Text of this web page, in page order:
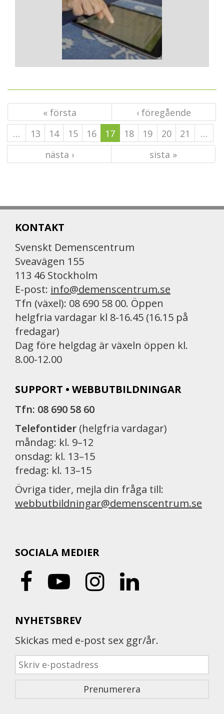
« första
‹ föregående
…
13 14 15 16 17 18 19 20 21
…
nästa ›
sista »
KONTAKT
Svenskt Demenscentrum
Sveavägen 155
113 46 Stockholm
E-post: info@demenscentrum.se
Tfn (växel): 08 690 58 00. Öppen
helgfria vardagar kl 8-16.45 (16.15 på
fredagar)
Dag före helgdag är växeln öppen kl.
8.00-12.00
SUPPORT • WEBBUTBILDNINGAR
Tfn: 08 690 58 60
Telefontider (helgfria vardagar)
måndag: kl. 9–12
onsdag: kl. 13–15
fredag: kl. 13–15
Övriga tider, mejla din fråga till:
webbutbildningar@demenscentrum.se
SOCIALA MEDIER
NYHETSBREV
Skickas med e-post sex ggr/år.